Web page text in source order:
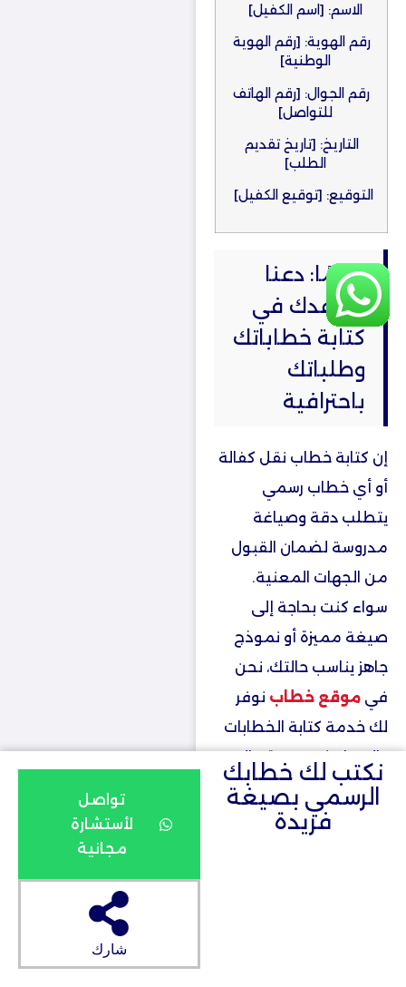
الاسم: [اسم الكفيل]
رقم الهوية: [رقم الهوية
الوطنية]
رقم الجوال: [رقم الهاتف
للتواصل]
التاريخ: [تاريخ تقديم
الطلب]
التوقيع: [توقيع الكفيل]
ختامًا: دعنا
نساعدك في
كتابة خطاباتك
وطلباتك
باحترافية
إن كتابة خطاب نقل كفالة
أو أي خطاب رسمي
يتطلب دقة وصياغة
مدروسة لضمان القبول
من الجهات المعنية.
سواء كنت بحاجة إلى
صيغة مميزة أو نموذج
جاهز يناسب حالتك، نحن
في موقع خطاب نوفر
لك خدمة كتابة الخطابات
وبما يتماشى مع
متطلباتك.
نكتب لك خطابك
الرسمي بصيغة
فريدة
تواصل
لأستشارة
مجانية
شارك